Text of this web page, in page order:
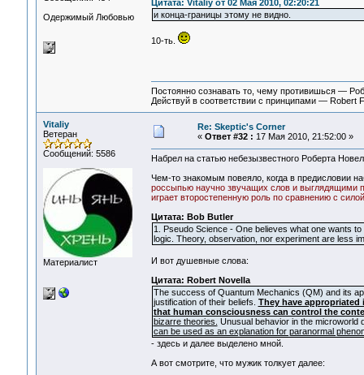
Одержимый Любовью
Цитата: Vitaliy от 02 Мая 2010, 02:20:21
и конца-границы этому не видно.
10-ть.
Постоянно сознавать то, чему противишься —
Действуй в соответствии с принципами — Robert
Vitaliy
Ветеран
Сообщений: 5586
Материалист
Re: Skeptic's Corner
« Ответ #32 : 17 Мая 2010, 21:52:00 »
Набрел на статью небезызвестного Роберта
Чем-то знакомым повеяло, когда в предисловии
россыпью научно звучащих слов и выглядящими
играет второстепенную роль по сравнению с
Цитата: Bob Butler
1. Pseudo Science - One believes what one wants
logic. Theory, observation, nor experiment are less
И вот душевные слова:
Цитата: Robert Novella
The success of Quantum Mechanics (QM) and its
justification of their beliefs. They have
that human consciousness can control the
bizarre theories. Unusual behavior in the microworld
can be used as an explanation for paranormal
- здесь и далее выделено мной.
А вот смотрите, что мужик толкует далее: